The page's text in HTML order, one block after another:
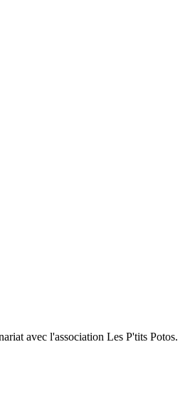
avec l'association Les P'tits Potos.